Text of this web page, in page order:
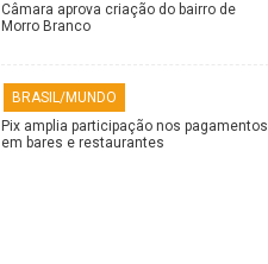
Câmara aprova criação do bairro de
Morro Branco
BRASIL/MUNDO
Pix amplia participação nos pagamentos
em bares e restaurantes